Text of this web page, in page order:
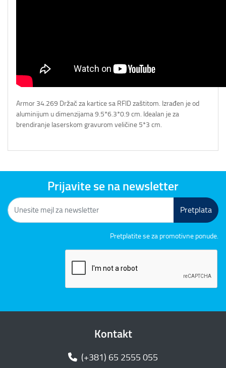
Armor 34.269 Držač za kartice sa RFID zaštitom. Izrađen je od
aluminijum u dimenzijama 9.5*6.3*0.9 cm. Idealan je za
brendiranje laserskom gravurom veličine 5*3 cm.
Prijavite se na newsletter
Pretplata
Pretplatite se za promotivne ponude.
Kontakt
(+381) 65 2555 055